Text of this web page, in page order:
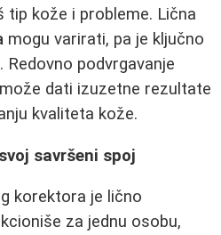
tip kože i probleme. Lična
mogu varirati, pa je ključno
podvrgavanje
može dati izuzetne rezultate
kvaliteta kože.
savršeni spoj
korektora je lično
za jednu osobu,